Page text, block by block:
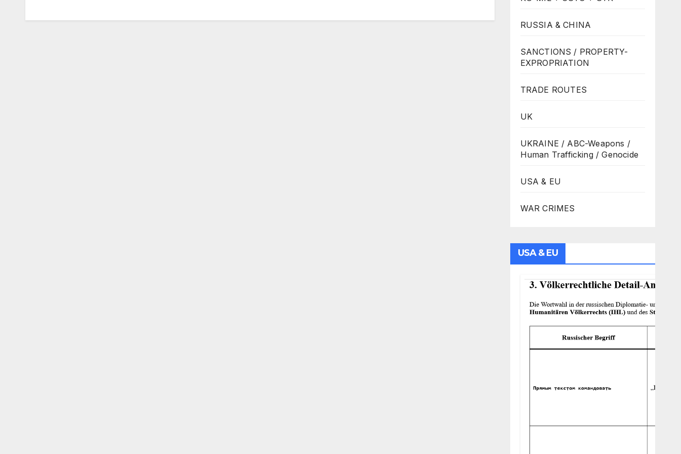
RUSSIA & CHINA
SANCTIONS / PROPERTY-
EXPROPRIATION
TRADE ROUTES
UK
UKRAINE / ABC-Weapons /
Human Trafficking / Genocide
USA & EU
WAR CRIMES
USA & EU